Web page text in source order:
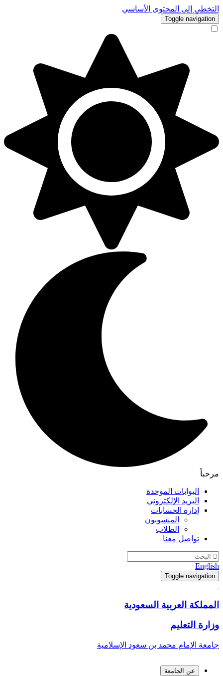
التخطي إلى المحتوى الأساسي
Toggle navigation
مرحباً
البوابات الموحدة
البريد الإلكتروني
إدارة الحسابات
المنسوبون
الطلاب
تواصل معنا
English
Toggle navigation
المملكة العربية السعودية
وزارة التعليم
جامعة الإمام محمد بن سعود الإسلامية
عن الجامعة